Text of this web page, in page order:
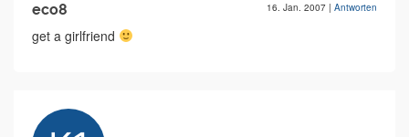
eco8 16. Jan. 2007 | Antworten
get a girlfriend